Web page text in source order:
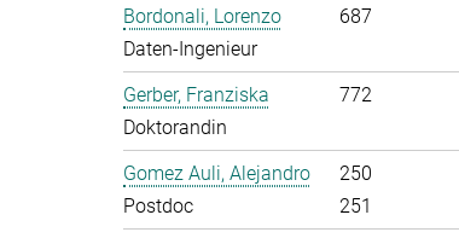
Bordonali, Lorenzo
Daten-Ingenieur
687
Gerber, Franziska
Doktorandin
772
Gomez Auli, Alejandro
Postdoc
250
251